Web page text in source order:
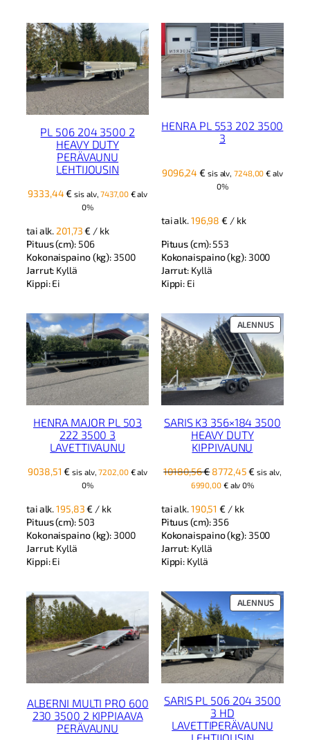
PL 506 204 3500 2
HEAVY DUTY
PERÄVAUNU
LEHTIJOUSIN
9333,44€ sis alv,7437,00 €alv
0%
tai alk. 201,73€ / kk
Pituus (cm): 506
Kokonaispaino (kg): 3500
Jarrut: Kyllä
Kippi:Ei
HENRA PL 553 202 3500
3
9096,24€ sis alv,7248,00€ alv
0%
tai alk.196,98€ / kk
Pituus (cm):553
Kokonaispaino (kg): 3000
Jarrut: Kyllä
Kippi: Ei
HENRA MAJOR PL 503
222 3500 3
LAVETTIVAUNU
9038,51€ sis alv,7202,00 €alv
0%
tai alk.195,83€ / kk
Pituus (cm): 503
Kokonaispaino (kg): 3000
Jarrut: Kyllä
Kippi:Ei
ALENNUSTUOTE
SARIS K3 356×184 3500
HEAVY DUTY
KIPPIVAUNU
10180,56€ Alkuperäinen
hinta
10180,56 €.
8772,45€ Nykyinen
sis alv,
6990,00 €alv 0%
tai alk.190,51€ / kk
Pituus (cm):356
Kokonaispaino (kg): 3500
Jarrut: Kyllä
Kippi: Kyllä
ALBERNI MULTI PRO 600
230 3500 2 KIPPIAAVA
PERÄVAUNU
ALENNUSTUOTE
SARIS PL 506 204 3500
3 HD
LAVETTIPERÄVAUNU